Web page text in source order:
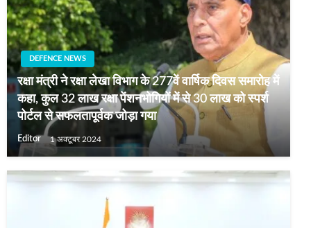
DEFENCE NEWS
रक्षा मंत्री ने रक्षा लेखा विभाग के 277वें वार्षिक दिवस समारोह में
कहा, कुल 32 लाख रक्षा पेंशनभोगियों में से 30 लाख को स्पर्श
पोर्टल से सफलतापूर्वक जोड़ा गया
Editor 1 अक्टूबर 2024